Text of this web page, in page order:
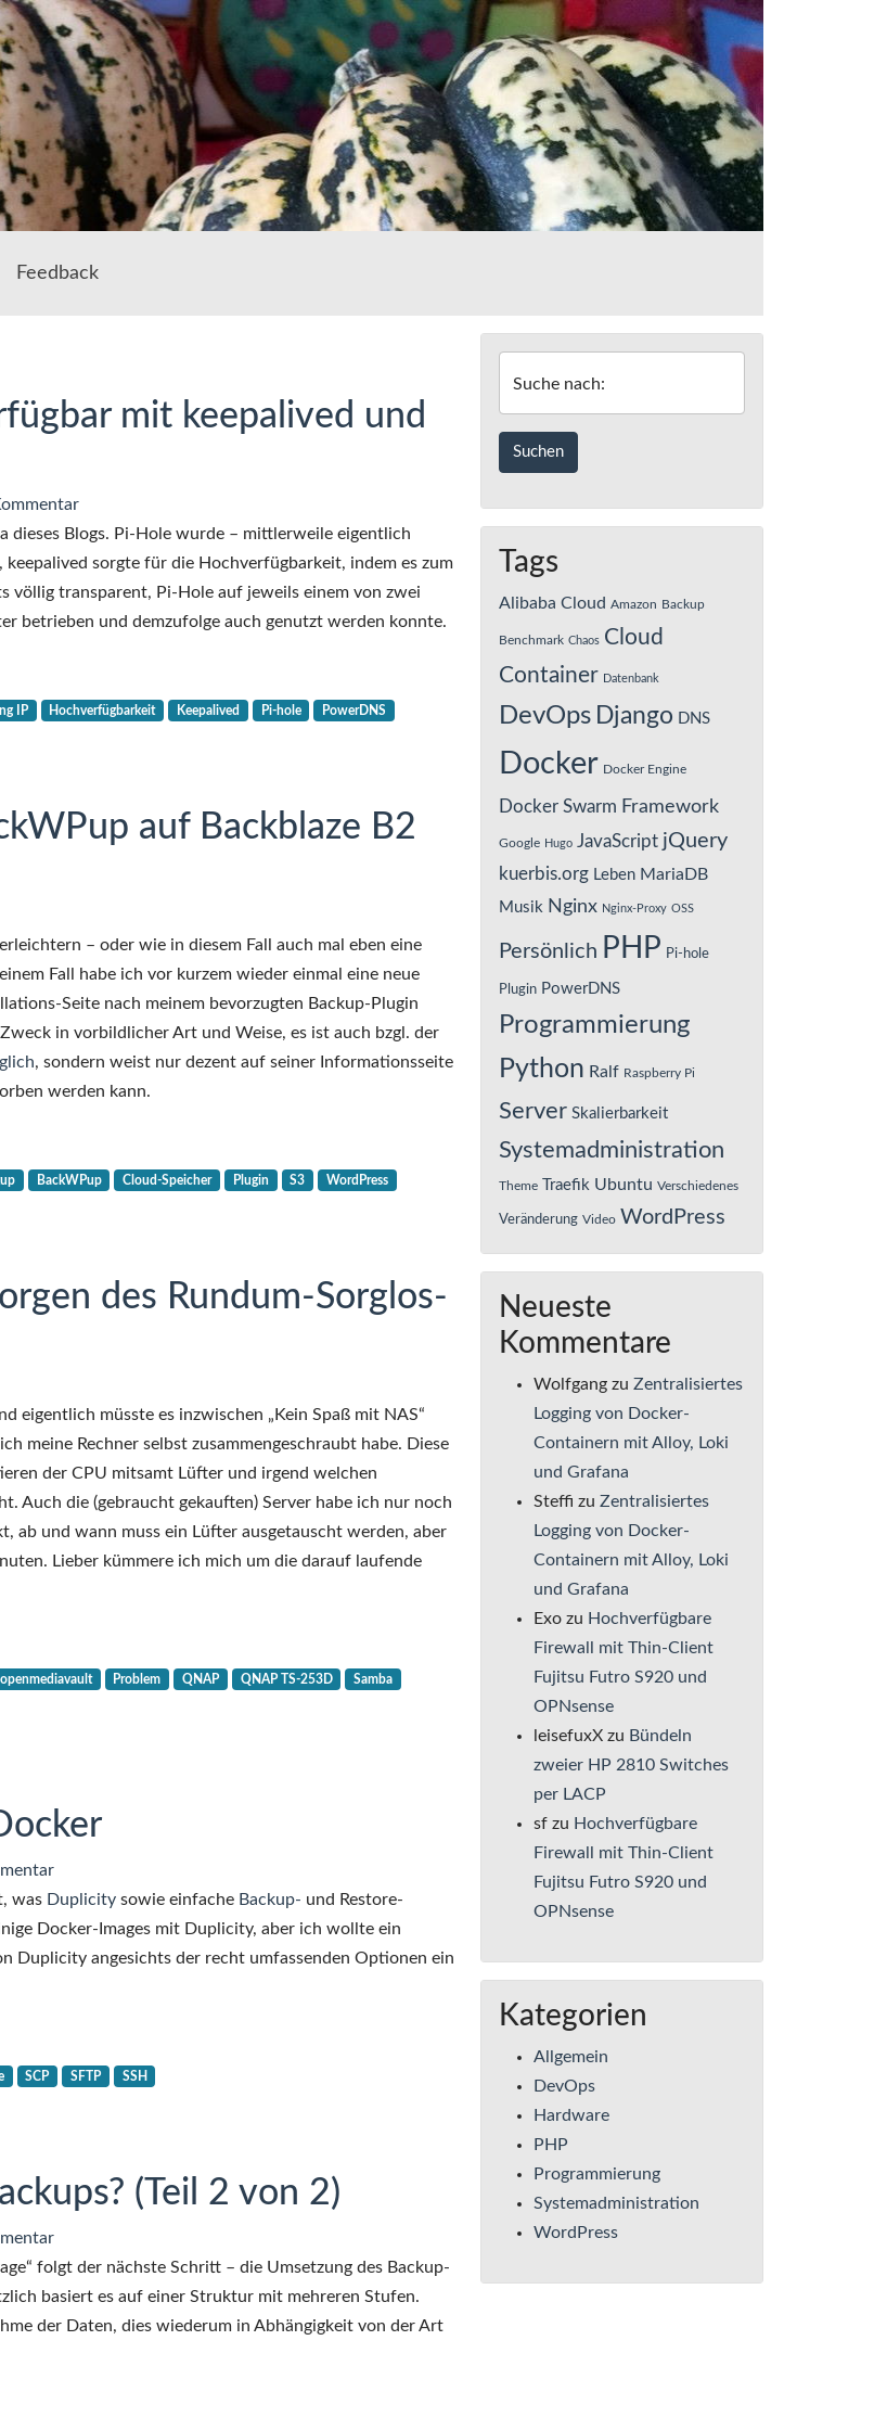
Feedback
mit keepalived und
zu
Dockerized
Pi-
Hole
hochverfügbar
und
dieses Blogs. Pi-Hole wurde – mittlerweile eigentlich
sorgte für die Hochverfügbarkeit, indem es zum
völlig transparent, Pi-Hole auf jeweils einem von zwei
betrieben und demzufolge auch genutzt werden konnte.
IP Hochverfügbarkeit Keepalived Pi-hole PowerDNS
auf Backblaze B2
– oder wie in diesem Fall auch mal eben eine
Fall habe ich vor kurzem wieder einmal eine neue
Seite nach meinem bevorzugten Backup-Plugin
in vorbildlicher Art und Weise, es ist auch bzgl. der
, sondern weist nur dezent auf seiner Informationsseite
werden kann.
BackWPup Cloud-Speicher Plugin S3 WordPress
des Rundum-Sorglos-
eigentlich müsste es inzwischen „Kein Spaß mit NAS“
meine Rechner selbst zusammengeschraubt habe. Diese
der CPU mitsamt Lüfter und irgend welchen
Auch die (gebraucht gekauften) Server habe ich nur noch
ab und wann muss ein Lüfter ausgetauscht werden, aber
Lieber kümmere ich mich um die darauf laufende
openmediavault Problem QNAP QNAP TS-253D Samba
zu
Backups
mit
Duplicity
was Duplicity sowie einfache Backup- und Restore-
Docker-Images mit Duplicity, aber ich wollte ein
Duplicity angesichts der recht umfassenden Optionen ein
SCP SFTP SSH
(Teil 2 von 2)
zu
Backups?
Wer
mag
folgt der nächste Schritt – die Umsetzung des Backup-
basiert es auf einer Struktur mit mehreren Stufen.
der Daten, dies wiederum in Abhängigkeit von der Art
Suche nach:
Tags
Alibaba Cloud Amazon Backup
Benchmark Chaos Cloud
Container Datenbank
DevOps Django DNS
Docker Docker Engine
Docker Swarm Framework
Google Hugo JavaScript jQuery
kuerbis.org Leben MariaDB
Musik Nginx Nginx-Proxy OSS
Persönlich PHP Pi-hole
Plugin PowerDNS
Programmierung
Python Ralf Raspberry Pi
Server Skalierbarkeit
Systemadministration
Theme Traefik Ubuntu Verschiedenes
Veränderung Video WordPress
Neueste
Kommentare
Wolfgang zu Zentralisiertes
Logging von Docker-
Containern mit Alloy, Loki
und Grafana
Steffi zu Zentralisiertes
Logging von Docker-
Containern mit Alloy, Loki
und Grafana
Exo zu Hochverfügbare
Firewall mit Thin-Client
Fujitsu Futro S920 und
OPNsense
leisefuxX zu Bündeln
zweier HP 2810 Switches
per LACP
sf zu Hochverfügbare
Firewall mit Thin-Client
Fujitsu Futro S920 und
OPNsense
Kategorien
Allgemein
DevOps
Hardware
PHP
Programmierung
Systemadministration
WordPress